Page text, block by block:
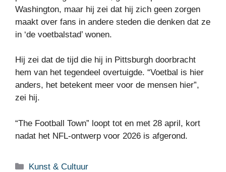
Washington, maar hij zei dat hij zich geen zorgen
maakt over fans in andere steden die denken dat ze
in ‘de voetbalstad’ wonen.
Hij zei dat de tijd die hij in Pittsburgh doorbracht
hem van het tegendeel overtuigde. “Voetbal is hier
anders, het betekent meer voor de mensen hier”,
zei hij.
“The Football Town” loopt tot en met 28 april, kort
nadat het NFL-ontwerp voor 2026 is afgerond.
Categorieën
Kunst & Cultuur